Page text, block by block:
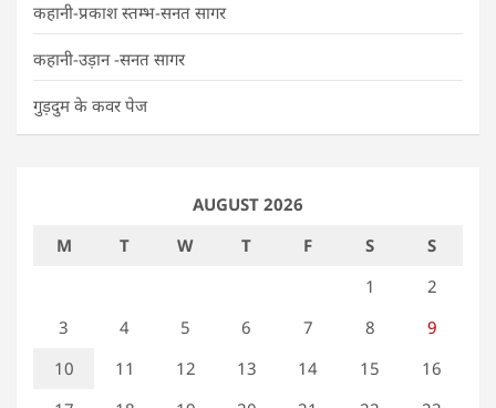
कहानी-प्रकाश स्तम्भ-सनत सागर
कहानी-उड़ान -सनत सागर
गुड़दुम के कवर पेज
AUGUST 2026
M
T W T F S
S
1
2
3
4 5 6 7 8
9
10
11 12 13 14 15
16